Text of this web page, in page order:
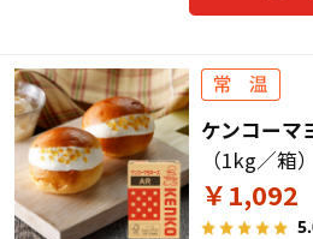
ケンコーマ
（1kg／箱）
￥1,092